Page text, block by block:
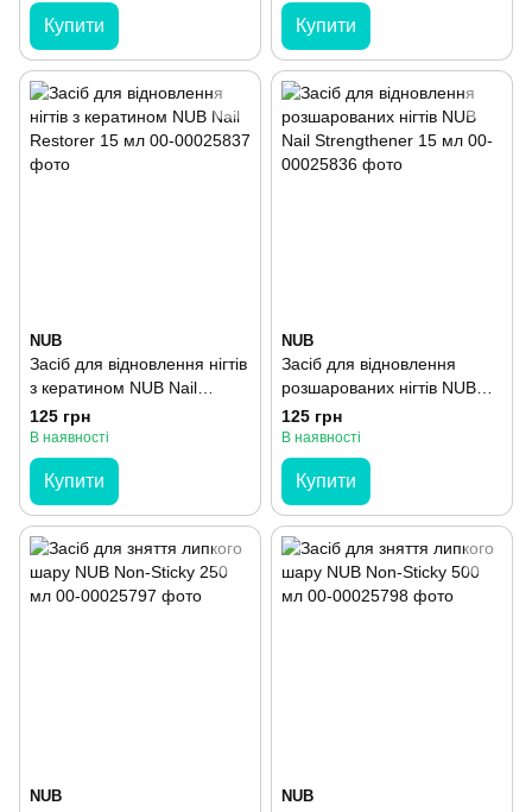
Купити Купити
NUB
Засіб для відновлення нігтів
з кератином NUB Nail
Restorer 15 мл
125 грн
В наявності
Купити
NUB
Засіб для відновлення
розшарованих нігтів NUB
Nail Strengthener 15 мл
125 грн
В наявності
Купити
NUB NUB